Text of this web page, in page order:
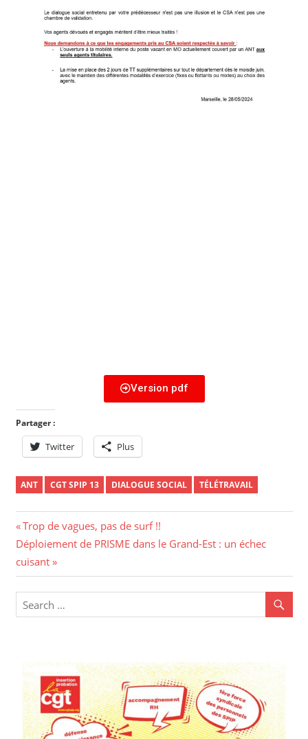
Version pdf
Partager :
Twitter Plus
ANT CGT SPIP 13 DIALOGUE SOCIAL TÉLÉTRAVAIL
Trop de vagues, pas de surf !!
Déploiement de PRISME dans le Grand-Est : un échec
cuisant